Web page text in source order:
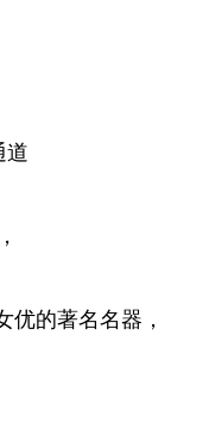
道
优的著名名器，